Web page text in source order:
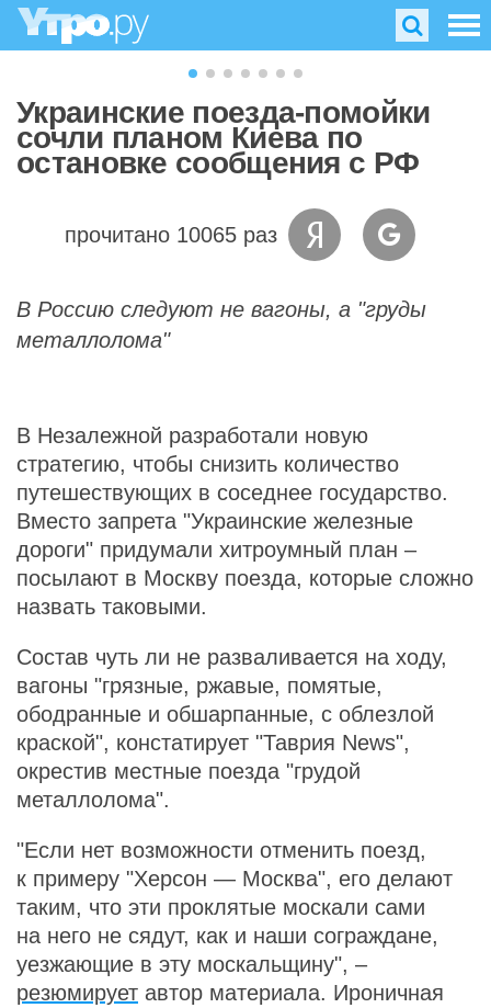
Украинские поезда-помойки
сочли планом Киева по
остановке сообщения с РФ
прочитано 10065 раз
В Россию следуют не вагоны, а "груды
металлолома"
В Незалежной разработали новую
стратегию, чтобы снизить количество
путешествующих в соседнее государство.
Вместо запрета "Украинские железные
дороги" придумали хитроумный план –
посылают в Москву поезда, которые сложно
назвать таковыми.
Состав чуть ли не разваливается на ходу,
вагоны "грязные, ржавые, помятые,
ободранные и обшарпанные, с облезлой
краской", констатирует "Таврия News",
окрестив местные поезда "грудой
металлолома".
"Если нет возможности отменить поезд,
к примеру "Херсон — Москва", его делают
таким, что эти проклятые москали сами
на него не сядут, как и наши сограждане,
уезжающие в эту москальщину", –
резюмирует автор материала. Ироничная